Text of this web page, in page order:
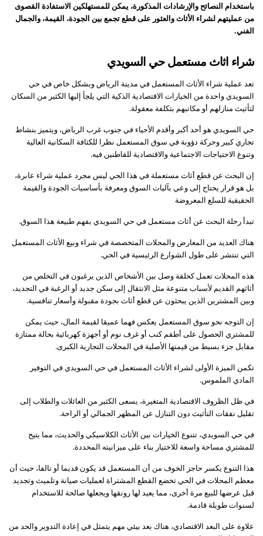
باستخدام النصائح والإرشادات المذكورة، يمكن للمستهلكين الاستفادة القصوى
من عمليتهم لشراء الأثاث والعثور على قطع تجمع بين الجودة، القيمة، والجمال
الفني.
شراء اثاث مستعمل حي السويدي
تعد عملية شراء الأثاث المستعمل في مدينة الرياض وبشكل خاص في حي
السويدي واحدة من الخيارات الاقتصادية الذكية التي يلجأ إليها الكثير من السكان
لتأثيث منازلهم أو مكاتبهم بتكلفة معقولة.
حي السويدي هو أحد أكبر وأقدم الأحياء في جنوب غرب الرياض، ويتميز بنشاط
تجاري كبير وحركة دؤوبة في سوق المستعمل نظرا للكثافة السكانية العالية
وتنوع الاحتياجات الاجتماعية والاقتصادية للقاطنين فيه.
إن البحث عن قطع أثاث مستعملة في هذا الحي ليس مجرد عملية شراء عابرة،
بل هو قرار يحتاج إلى وعي بآليات السوق ومعرفة بأساسيات الجودة والقيمة
الحقيقية للسلع المعروضة
تبدأ رحلة البحث عن أثاث مستعمل في حي السويدي بفهم طبيعة هذا السوق.
هناك العديد من المعارض والمحلات المتخصصة في شراء وبيع الأثاث المستعمل
التي تنتشر على طول الشوارع الرئيسية في الحي.
هذه المحلات تعمل كحلقة وصل بين الأشخاص الذين يرغبون في التخلص من
أثاثهم القديم لأسباب متنوعة مثل الانتقال إلى سكن جديد أو الرغبة في التجديد،
وبين المشترين الذين يبحثون عن قطع أثاث بجودة مقبولة وأسعار تنافسية.
إن التوجه نحو سوق المستعمل يعكس فهما عميقا لقيمة المال، حيث يمكن
للمشتري الحصول على أطقم كنب أو غرف نوم أو أجهزة كهربائية بحالة ممتازة
مقابل جزء بسيط من قيمتها الأصلية في المحلات التجارية الكبرى.
تكمن الميزة الأولى لشراء الأثاث المستعمل في حي السويدي في التوفير
المادي الملموس.
في ظل الظروف الاقتصادية المتغيرة، يسعى الكثير من العائلات والطلاب إلى
تقليل نفقات التأثيث دون التنازل عن المظهر الجمالي أو الراحة.
في حي السويدي، تتنوع الخيارات بين الأثاث الكلاسيكي والحديث، مما يتيح
للمشتري مساحة واسعة للاختيار بناء على ميزانيته المحددة.
هذا التنوع يكسر حاجز الخوف من أن المستعمل قد يكون قديما أو تالفا، حيث أن
معظم المحلات في الحي تخضع القطع المشتراة لعمليات صيانة وتلميث وتجديد
قبل عرضها للبيع مرة أخرى، مما يعيد لها رونقها ويجعلها صالحة للاستخدام
لسنوات طويلة قادمة.
علاوة على البعد الاقتصادي، هناك بعد بيئي مهم يتمثل في إعادة التدوير والحد من